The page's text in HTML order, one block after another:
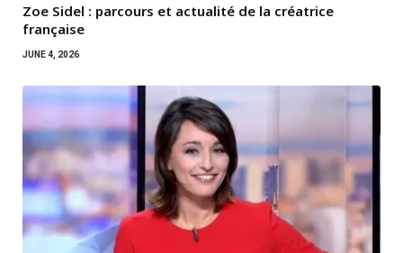
Zoe Sidel : parcours et actualité de la créatrice
française
JUNE 4, 2026